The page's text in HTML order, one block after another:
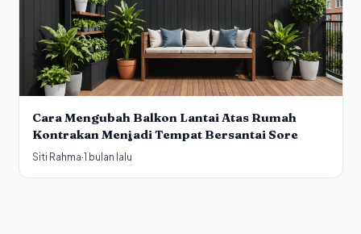
Cara Mengubah Balkon Lantai Atas Rumah
Kontrakan Menjadi Tempat Bersantai Sore
Siti Rahma·1 bulan lalu